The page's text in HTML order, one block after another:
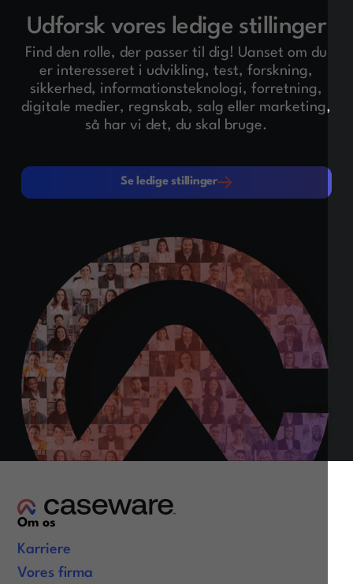
Udforsk vores ledige stillinger
Find den rolle, der passer til dig! Uanset om du
er interesseret i udvikling, test, forskning,
sikkerhed, informationsteknologi, forretning,
digitale medier, regnskab, salg eller marketing,
så har vi det, du skal bruge.
Se ledige stillinger
Se ledige stillinger
Om os
Karriere
Vores firma